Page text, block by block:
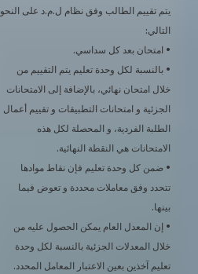
يتم تقييم الطالب وفق نظام ل.م.د على النحو
التالي:
• امتحان بعد كل سداسي.
• بالنسبة لكل وحدة تعليم يتم التقييم من
خلال امتحان نهائي، بالإضافة إلى الامتحانات
الجزئية و امتحانات التطبيقات و تقييم أعمال
الطلبة الفردية، و المحصلة لكل هذه
الامتحانات هي النقطة النهائية.
• ضمن كل وحدة تعليم فإن نقاط موادها
تتحدد وفق معاملات محددة و تعوض فيما
بينها.
• إن المعدل العام يمكن الحصول عليه من
خلال المعدلات الجزئية بالنسبة لكل وحدة
تعليم آخذين بعين الاعتبار المعامل المحدد.